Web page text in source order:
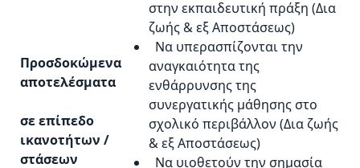
Προσδοκώμενα
αποτελέσματα
σε επίπεδο
ικανοτήτων /
στάσεων
στην εκπαιδευτική πράξη (Δια
ζωής & εξ Αποστάσεως)
Να υπερασπίζονται την
αναγκαιότητα της
ενθάρρυνσης της
συνεργατικής μάθησης στο
σχολικό περιβάλλον (Δια ζωής
& εξ Αποστάσεως)
Να υιοθετούν την σημασία